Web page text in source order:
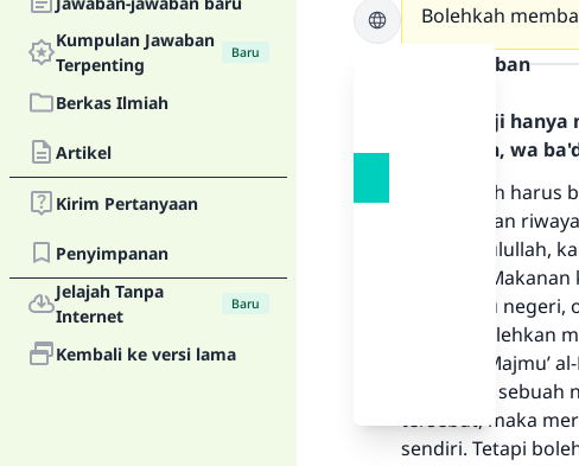
Kumpulan Jawaban
Terpenting
Baru
Berkas Ilmiah
Artikel
Kirim Pertanyaan
Penyimpanan
Jelajah Tanpa
Internet
Baru
Kembali ke versi lama
Bolehkah
Teks Jawaban
Segala puji
Rasulullah, wa
Zakat fitrah harus
berdasarkan
masa Rasulullah,
berkata,
Bila di satu
maka dibolehkan
Di dalam Majmu’
penduduk
tersebut, maka
sendiri. Tetapi